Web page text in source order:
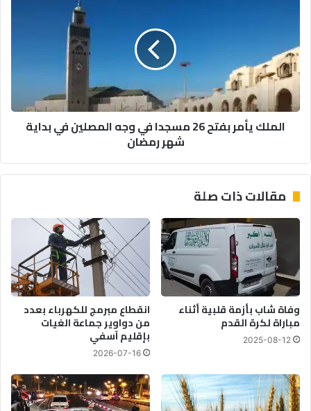
مسجدا
في
وجه
المصلين
في
بداية
الملك يأمر بفتح 26 مسجدا في وجه المصلين في بداية
شهر رمضان
مقالات ذات صلة
وفاة شاب بأزمة قلبية أثناء
مباراة لكرة القدم
2025-08-12
انقطاع مبرمج للكهرباء بعدد
من دواوير جماعة الغيات
بإقليم آسفي
2026-07-16